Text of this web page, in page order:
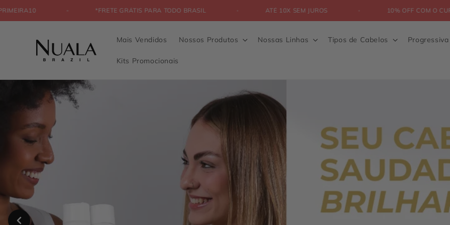
para o
conteúdo
CUPOM PRIMEIRA10 *FRETE GRÁTIS PARA TODO BRASIL ATÉ 10X SEM JUROS 10% OFF
Mais Vendidos Nossos Produtos Nossas Linhas Tipos de Cabelos
Kits Promocionais